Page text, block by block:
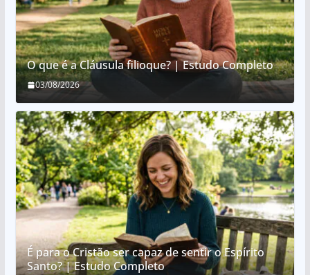
O que é a Cláusula filioque? | Estudo Completo
03/08/2026
É para o Cristão ser capaz de sentir o Espírito
Santo? | Estudo Completo